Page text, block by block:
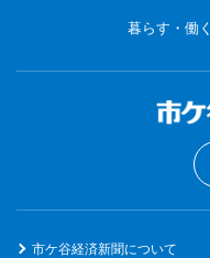
暮らす・働く
市ケ谷経済新聞について